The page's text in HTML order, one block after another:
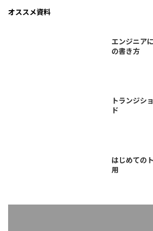
オススメ資料
エンジニア
の書き方
トランジシ
ド
はじめての
用